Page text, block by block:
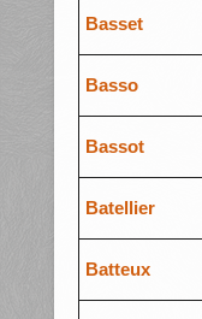
Basset
Basso
Bassot
Batellier
Batteux